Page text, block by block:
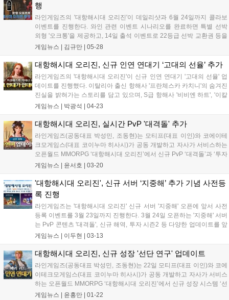
행
라인게임즈의 '대항해시대 오리진'이 데일리샷과 6월 24일까지 콜라보
이벤트를 진행한다. 와인 관련 이벤트 시나리오를 완료하면 특별 선박
외형 '오크통'을 제공하고, 14일 출석 이벤트로 22등급 선박 교환권 등을
지급한다. '두로 양조장' 방문 시 고급 상품을 획득할 수 있으며, 데일리샷
2명과 여관 종업원 2명을 추가하는 업데이트도 진행됐다....
게임뉴스 | 김규만 05-28
대항해시대 오리진, 신규 인연 연대기 ‘고대의 선율’ 추가
라인게임즈의 '대항해시대 오리진'이 신규 인연 연대기 '고대의 선율' 업
데이트를 진행했다. 이탈리아 출신 항해사 '프란체스카 카치니'의 숨겨진
진실을 밝혀가는 스토리를 담고 있으며, S급 항해사 '비비엔 하트', '이칼
반 루벤'이 추가됐다. 5월 14일까지 출석 시 '강화 보호제', '최상급 임명
터 5월 28일까지 가정의 달 기념 이벤트로 '행복 주화'와 '행복의 상자'를
지급한다....
게임뉴스 | 박광석 04-23
대항해시대 오리진, 실시간 PvP '대격돌' 추가
라인게임즈(공동대표 박성민, 조동현)는 모티프(대표 이인)와 코에이테
크모게임스(대표 코이누마 히사시)가 공동 개발하고 자사가 서비스하는
오픈월드 MMORPG ‘대항해시대 오리진’에서 신규 PvP ‘대격돌’과 ‘투자
시즌2’를 비롯한 콘텐츠 업데이트를 진행했다고 20일 밝혔다. ‘대격
주...
게임뉴스 | 윤서호 03-20
'대항해시대 오리진', 신규 서버 ‘지중해’ 추가 기념 사전등
록 진행
라인게임즈는 '대항해시대 오리진' 신규 서버 '지중해' 오픈에 앞서 사전
등록 이벤트를 3월 23일까지 진행한다. 3월 24일 오픈하는 '지중해' 서버
는 PvP 콘텐츠 '대격돌', 신규 해역, 투자 시즌2 등 다양한 업데이트를 앞
두고 있다. 사전등록 참여 시 신규, 기존 서버에서 사용 가능한 쿠폰을 통
벤트도 진행될 예정이다....
게임뉴스 | 이두현 03-13
대항해시대 오리진, 신규 성장 '선단 연구' 업데이트
라인게임즈(공동대표 박성민, 조동현)는 22일 모티프(대표 이인)와 코에
이테크모게임스(대표 코이누마 히사시)가 공동 개발하고 자사가 서비스
하는 오픈월드 MMORPG ‘대항해시대 오리진’에서 신규 성장 시스템 ‘선
단 연구’를 비롯한 콘텐츠 업데이트를 실시했다. ‘선단 연구’는 ‘대항해시
게임뉴스 | 윤홍만 01-22